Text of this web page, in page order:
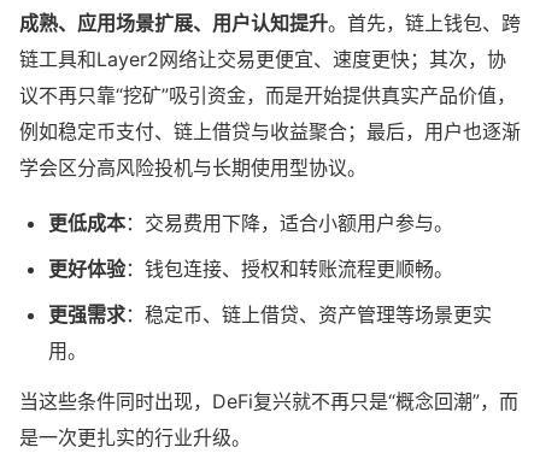
成熟、应用场景扩展、用户认知提升。首先，链上钱包、跨
链工具和Layer2网络让交易更便宜、速度更快；其次，协
议不再只靠“挖矿”吸引资金，而是开始提供真实产品价值，
例如稳定币支付、链上借贷与收益聚合；最后，用户也逐渐
学会区分高风险投机与长期使用型协议。
更低成本：交易费用下降，适合小额用户参与。
更好体验：钱包连接、授权和转账流程更顺畅。
更强需求：稳定币、链上借贷、资产管理等场景更实
用。
当这些条件同时出现，DeFi复兴就不再只是“概念回潮”，而
是一次更扎实的行业升级。